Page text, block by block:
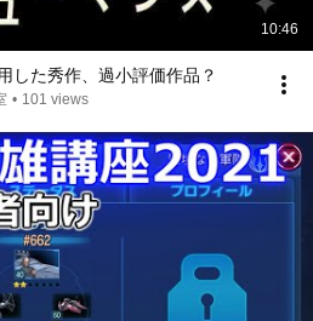
10:46
した秀作、過小評価作品？
• 101 views